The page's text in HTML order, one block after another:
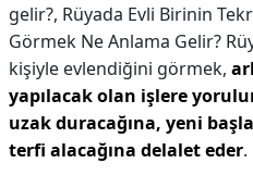
gelir?, Rüyada Evli Birinin
Görmek Ne Anlama Gelir?
kişiyle evlendiğini görmek,
yapılacak olan işlere
uzak duracağına, yeni
terfi alacağına delalet eder.